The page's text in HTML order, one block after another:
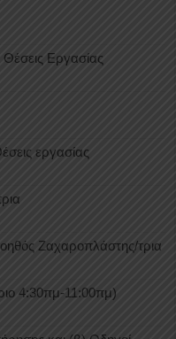
Εργασίας
εργασίας
Ζαχαροπλάστης/τρια
4:30πμ-11:00πμ)